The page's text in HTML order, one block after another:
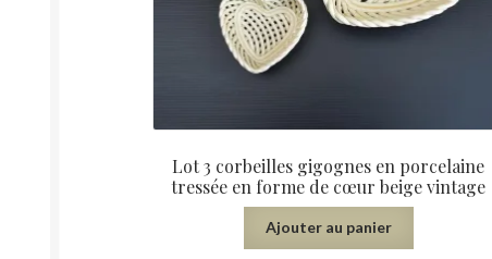
Lot 3 corbeilles gigognes en porcelaine
tressée en forme de cœur beige vintage
Ajouter au panier